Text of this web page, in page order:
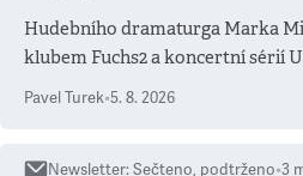
Hudebního dramaturga Marka
klubem Fuchs2 a koncertní sérií
ale atmosféra
Pavel Turek•5. 8. 2026
Newsletter:Sečteno, podtrženo•3